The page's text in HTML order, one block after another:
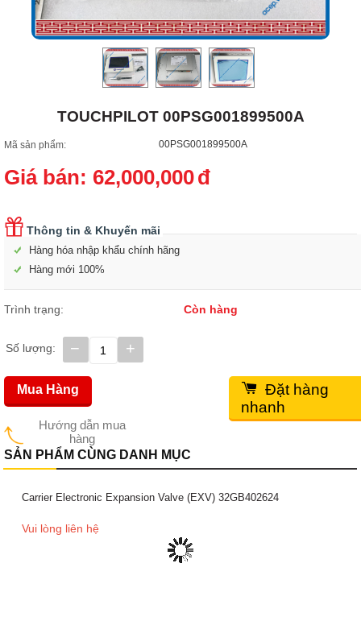
TOUCHPILOT 00PSG001899500A
Mã sản phẩm: 00PSG001899500A
Giá bán: 62,000,000đ
Thông tin & Khuyến mãi
Hàng hóa nhập khẩu chính hãng
Hàng mới 100%
Trình trạng: Còn hàng
Số lượng: +
−
Hướng dẫn mua
hàng
Mua Hàng
Đặt hàng
nhanh
SẢN PHẨM CÙNG DANH MỤC
Carrier Electronic Expansion Valve (EXV) 32GB402624
Vui lòng liên hệ